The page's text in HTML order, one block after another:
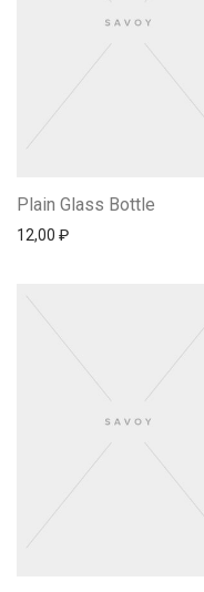
Plain Glass Bottle
12,00 ₽